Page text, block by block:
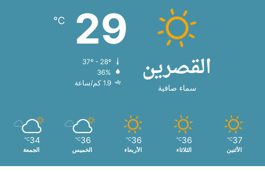
القصرين
سماء صافية
29
℃
36%
1.9 كم/ساعة
37
℃
الأثنين
36
℃
الثلاثاء
36
℃
الأربعاء
36
℃
الخميس
34
℃
الجمعة